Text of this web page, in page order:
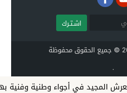
اشـتـرك
.
المجيد في أجواء وطنية وفنية